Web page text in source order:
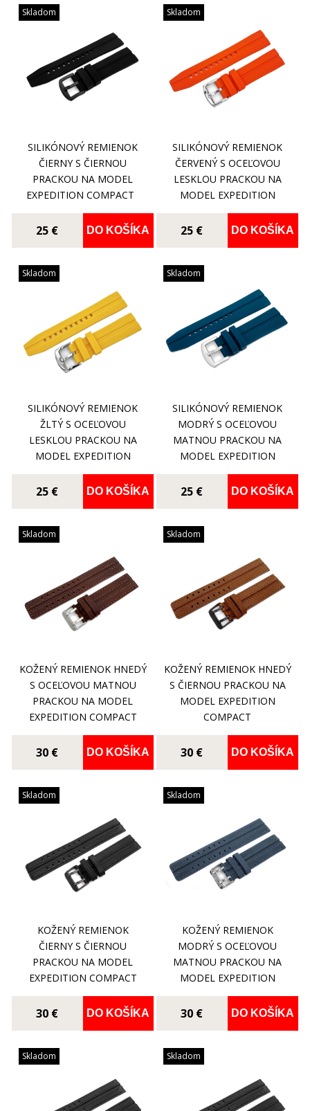
Skladom
SILIKÓNOVÝ REMIENOK
ČIERNY S ČIERNOU
PRACKOU NA MODEL
EXPEDITION COMPACT
25 € DO KOŠÍKA
Skladom
SILIKÓNOVÝ REMIENOK
ČERVENÝ S OCEĽOVOU
LESKLOU PRACKOU NA
MODEL EXPEDITION
COMPACT
25 € DO KOŠÍKA
Skladom
SILIKÓNOVÝ REMIENOK
ŽLTÝ S OCEĽOVOU
LESKLOU PRACKOU NA
MODEL EXPEDITION
COMPACT
25 € DO KOŠÍKA
Skladom
SILIKÓNOVÝ REMIENOK
MODRÝ S OCEĽOVOU
MATNOU PRACKOU NA
MODEL EXPEDITION
COMPACT
25 € DO KOŠÍKA
Skladom
KOŽENÝ REMIENOK HNEDÝ
S OCEĽOVOU MATNOU
PRACKOU NA MODEL
EXPEDITION COMPACT
30 € DO KOŠÍKA
Skladom
KOŽENÝ REMIENOK HNEDÝ
S ČIERNOU PRACKOU NA
MODEL EXPEDITION
COMPACT
30 € DO KOŠÍKA
Skladom
KOŽENÝ REMIENOK
ČIERNY S ČIERNOU
PRACKOU NA MODEL
EXPEDITION COMPACT
30 € DO KOŠÍKA
Skladom
KOŽENÝ REMIENOK
MODRÝ S OCEĽOVOU
MATNOU PRACKOU NA
MODEL EXPEDITION
COMPACT NH35-592A557
30 € DO KOŠÍKA
Skladom Skladom